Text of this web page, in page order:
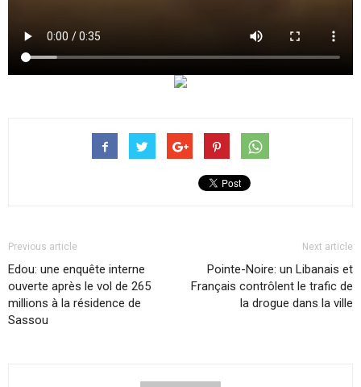
Previous article
Edou: une enquête interne
ouverte après le vol de 265
millions à la résidence de
Sassou
Next article
Pointe-Noire: un Libanais et
Français contrôlent le trafic de
la drogue dans la ville